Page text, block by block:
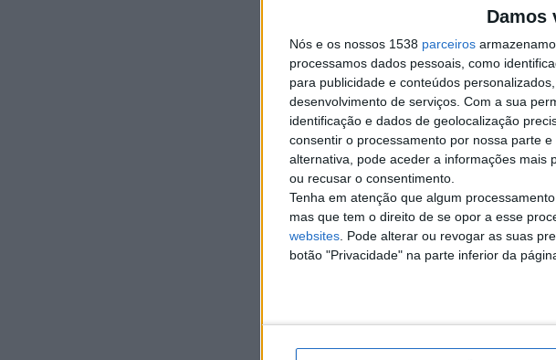
Damos
Nós e os nossos 1538 parceiros
processamos dados pessoais, como
para publicidade e conteúdos
desenvolvimento de serviços. Com a sua
identificação e dados de geolocalização
consentir o processamento por nossa parte
alternativa, pode aceder a informações mais
ou recusar o consentimento.
Tenha em atenção que algum
mas que tem o direito de se opor a esse
websites . Pode alterar ou revogar as suas
botão "Privacidade" na parte inferior da